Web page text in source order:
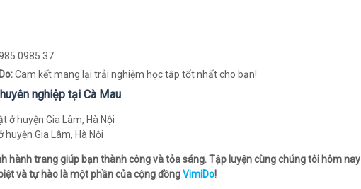
Cam kết mang lại trải nghiệm học tập tốt nhất cho bạn!
nghiệp tại Cà Mau
Gia Lâm, Hà Nội
hành trang giúp bạn thành công và tỏa sáng. Tập luyện cùng chúng tôi hôm nay
và tự hào là một phần của cộng đồngVimiDo!